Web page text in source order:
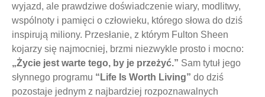
wyjazd, ale prawdziwe doświadczenie wiary, modlitwy,
wspólnoty i pamięci o człowieku, którego słowa do dziś
inspirują miliony. Przesłanie, z którym Fulton Sheen
kojarzy się najmocniej, brzmi niezwykle prosto i mocno:
„Życie jest warte tego, by je przeżyć.” Sam tytuł jego
słynnego programu “Life Is Worth Living” do dziś
pozostaje jednym z najbardziej rozpoznawalnych